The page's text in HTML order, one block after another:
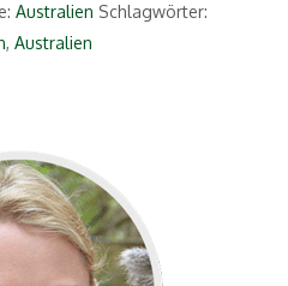
Australien Schlagwörter:
, Australien